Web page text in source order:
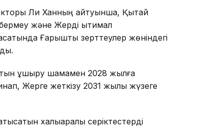
Ли Ханның айтуынша, Қытай
және Жерді ықтимал
Ғарыштық зерттеулер жөніндегі
ұшыру шамамен 2028 жылға
Жерге жеткізу 2031 жылы жүзеге
халықаралық серіктестерді